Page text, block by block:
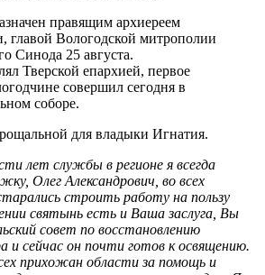
правящим архиереем
главой Вологодской митрополии
Синода 25 августа.
Тверской епархией, первое
совершил сегодня в
соборе.
для владыки Игнатия.
лет службы в регионе я всегда
Олег Александрович, во всех
строить работу на пользу
святынь есть и Ваша заслуга, Вы
совет по восстановлению
и сейчас он почти готов к освящению.
прихожан области за помощь и